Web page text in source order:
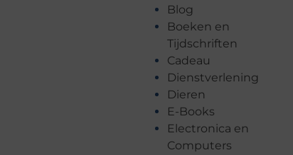
Blog
Boeken en
Tijdschriften
Cadeau
Dienstverlening
Dieren
E-Books
Electronica en
Computers